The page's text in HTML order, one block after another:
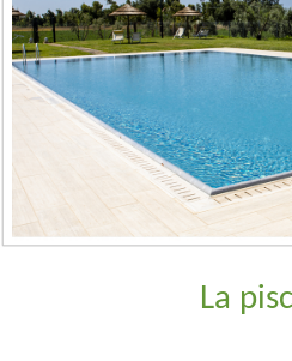
La